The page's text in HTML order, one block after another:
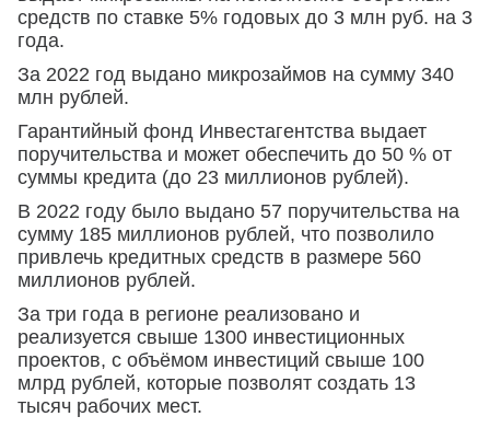
средств по ставке 5% годовых до 3 млн руб. на 3
года.
За 2022 год выдано микрозаймов на сумму 340
млн рублей.
Гарантийный фонд Инвестагентства выдает
поручительства и может обеспечить до 50 % от
суммы кредита (до 23 миллионов рублей).
В 2022 году было выдано 57 поручительства на
сумму 185 миллионов рублей, что позволило
привлечь кредитных средств в размере 560
миллионов рублей.
За три года в регионе реализовано и
реализуется свыше 1300 инвестиционных
проектов, с объёмом инвестиций свыше 100
млрд рублей, которые позволят создать 13
тысяч рабочих мест.